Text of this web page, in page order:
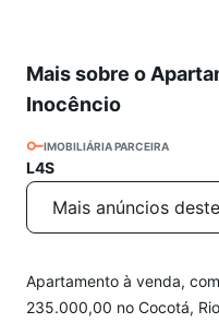
Mais sobre o
Inocêncio
IMOBILIÁRIA PARCEIRA
L4S
Mais anúncios
Apartamento à venda,
235.000,00 no Cocotá,